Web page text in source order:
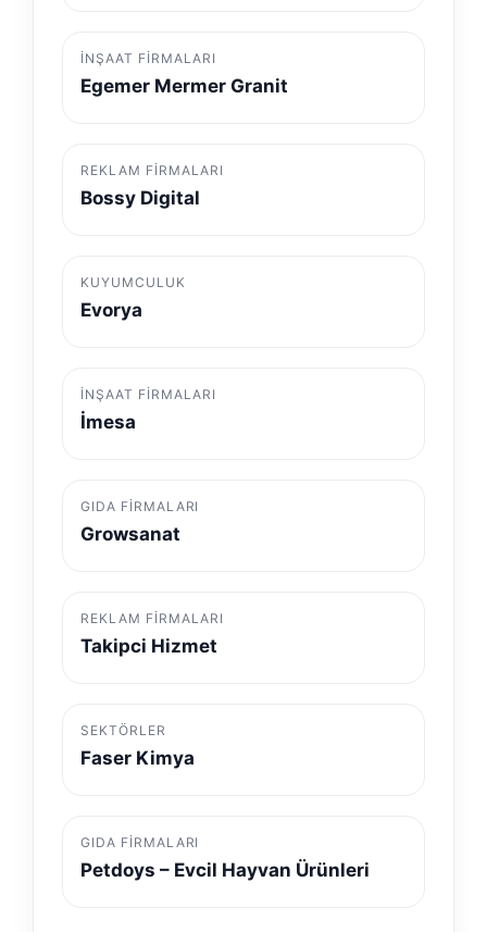
İNŞAAT FIRMALARI
Egemer Mermer Granit
REKLAM FIRMALARI
Bossy Digital
KUYUMCULUK
Evorya
İNŞAAT FIRMALARI
İmesa
GIDA FIRMALARI
Growsanat
REKLAM FIRMALARI
Takipci Hizmet
SEKTÖRLER
Faser Kimya
GIDA FIRMALARI
Petdoys – Evcil Hayvan Ürünleri